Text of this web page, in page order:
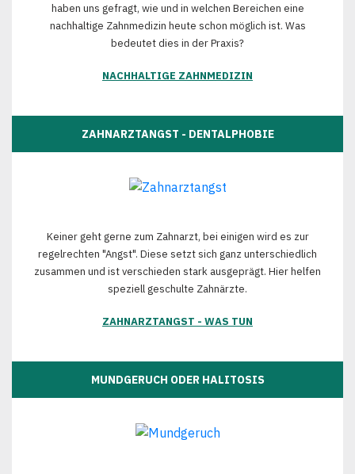
haben uns gefragt, wie und in welchen Bereichen eine
nachhaltige Zahnmedizin heute schon möglich ist. Was
bedeutet dies in der Praxis?
NACHHALTIGE ZAHNMEDIZIN
ZAHNARZTANGST - DENTALPHOBIE
Keiner geht gerne zum Zahnarzt, bei einigen wird es zur
regelrechten "Angst". Diese setzt sich ganz unterschiedlich
zusammen und ist verschieden stark ausgeprägt. Hier helfen
speziell geschulte Zahnärzte.
ZAHNARZTANGST - WAS TUN
MUNDGERUCH ODER HALITOSIS